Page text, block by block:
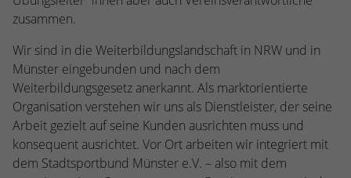
zusammen.
Wir sind in die Weiterbildungslandschaft in NRW und in
Münster eingebunden und nach dem
Weiterbildungsgesetz anerkannt. Als marktorientierte
Organisation verstehen wir uns als Dienstleister, der seine
Arbeit gezielt auf seine Kunden ausrichten muss und
konsequent ausrichtet. Vor Ort arbeiten wir integriert mit
dem Stadtsportbund Münster e.V. – also mit dem
Name
Anbieter TYPO3
Laufzeit Sitzungsende
Zweck
Dieses Cookie ist ein Standard-Session-
von TYPO3. Es speichert im Falle eines
Logins die Session-ID. So kann der
Benutzer wiedererkannt werden und es
Anbieter
Laufzeit 2 Jahre
Zweck
Dieses Cookie wird von Google Analytics
installiert. Das Cookie wird verwendet, um
Besucher-, Sitzungs- und Kampagnendaten
berechnen und die Nutzung der Website
Analysebericht der Website zu verfolgen. Die